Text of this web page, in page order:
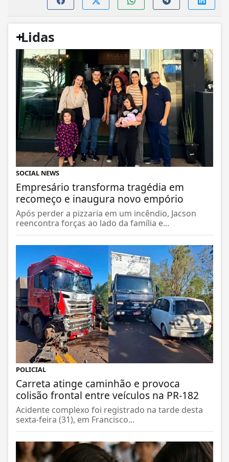
+
Lidas
SOCIAL NEWS
Empresário transforma tragédia em
recomeço e inaugura novo empório
Após perder a pizzaria em um incêndio, Jacson
reencontra forças ao lado da família e...
POLICIAL
Carreta atinge caminhão e provoca
colisão frontal entre veículos na PR-182
Acidente complexo foi registrado na tarde desta
sexta-feira (31), em Francisco...